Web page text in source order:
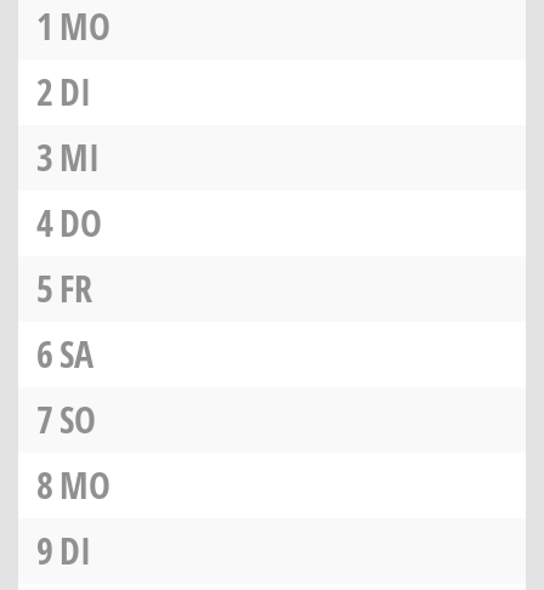
1 MO
2DI
3MI
4DO
5FR
6SA
7SO
8MO
9DI